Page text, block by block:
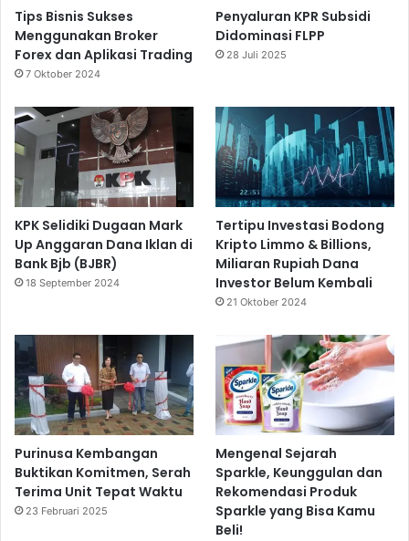
Tips Bisnis Sukses
Menggunakan Broker
Forex dan Aplikasi Trading
7 Oktober 2024
Penyaluran KPR Subsidi
Didominasi FLPP
28 Juli 2025
KPK Selidiki Dugaan Mark
Up Anggaran Dana Iklan di
Bank Bjb (BJBR)
18 September 2024
Tertipu Investasi Bodong
Kripto Limmo & Billions,
Miliaran Rupiah Dana
Investor Belum Kembali
21 Oktober 2024
Purinusa Kembangan
Buktikan Komitmen, Serah
Terima Unit Tepat Waktu
23 Februari 2025
Mengenal Sejarah
Sparkle, Keunggulan dan
Rekomendasi Produk
Sparkle yang Bisa Kamu
Beli!